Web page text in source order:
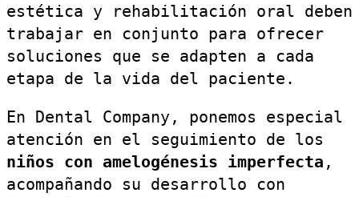
estética y rehabilitación oral deben
trabajar en conjunto para ofrecer
soluciones que se adapten a cada
etapa de la vida del paciente.
En Dental Company, ponemos especial
atención en el seguimiento de los
niños con amelogénesis imperfecta ,
acompañando su desarrollo con